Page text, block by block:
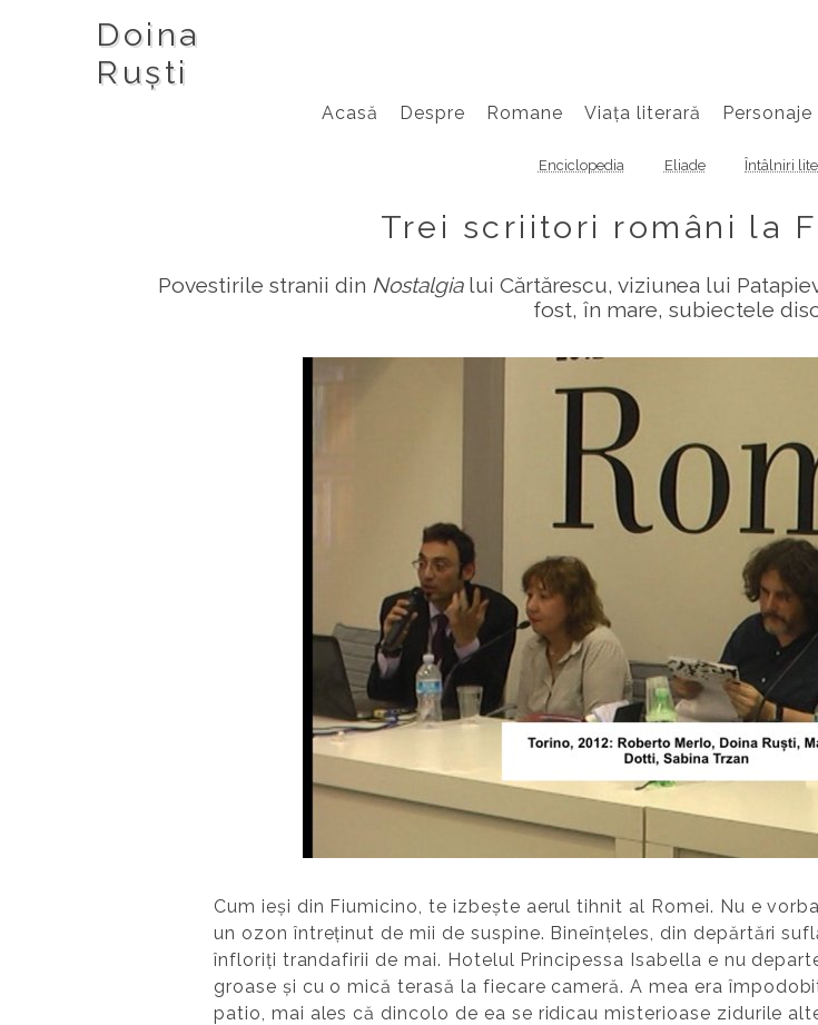
Doina
Ruști
Acasă Despre Romane Viața literară Personaje
Enciclopedia Eliade Întâlniri
Trei scriitori români la
Povestirile stranii din Nostalgialui Cărtărescu, viziunea lui
fost, în mare, subiectele
Cum ieși din Fiumicino, te izbește aerul tihnit al Romei. Nu e
un ozon întreținut de mii de suspine. Bineînțeles, din depărtări
înfloriți trandafirii de mai. Hotelul Principessa Isabella e nu
groase și cu o mică terasă la fiecare cameră. A mea era
patio, mai ales că dincolo de ea se ridicau misterioase zidurile